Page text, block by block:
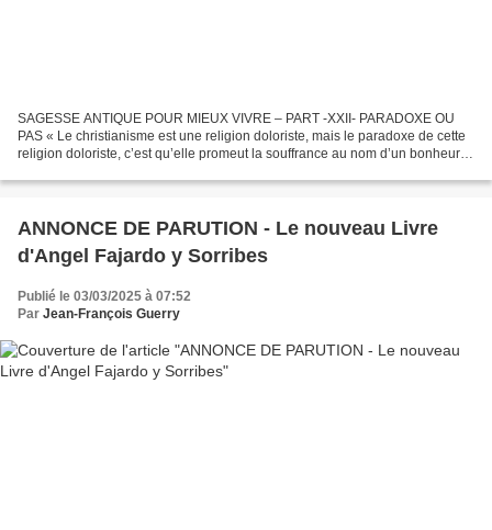
SAGESSE ANTIQUE POUR MIEUX VIVRE – PART -XXII- PARADOXE OU
PAS « Le christianisme est une religion doloriste, mais le paradoxe de cette
religion doloriste, c’est qu’elle promeut la souffrance au nom d’un bonheur à
ANNONCE DE PARUTION - Le nouveau Livre
d'Angel Fajardo y Sorribes
Publié le 03/03/2025 à 07:52
Par Jean-François Guerry